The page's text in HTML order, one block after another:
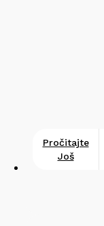
Pročitajte
Još